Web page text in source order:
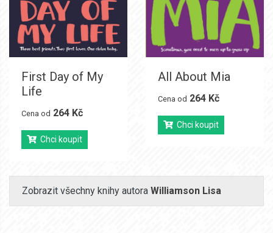
First Day of My
Life
Cena od 264 Kč
Chci koupit
All About Mia
Cena od 264 Kč
Chci koupit
Zobrazit všechny knihy autora Williamson Lisa